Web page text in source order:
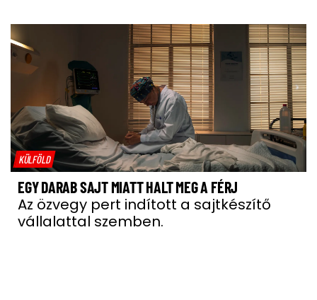
KÜLFÖLD
EGY DARAB SAJT MIATT HALT MEG A FÉRJ
Az özvegy pert indított a sajtkészítő
vállalattal szemben.